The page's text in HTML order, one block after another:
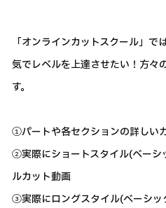
「オンラインカットスクール」
気でレベルを上達させたい！方々
す。
①パートや各セクションの詳しい
②実際にショートスタイル(ベーシ
ルカット動画
③実際にロングスタイル(ベーシ